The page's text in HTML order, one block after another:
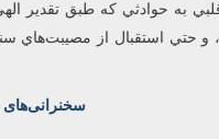
به حوادثي که طبق تقدير
و حتي استقبال از
سخنرانی‌های